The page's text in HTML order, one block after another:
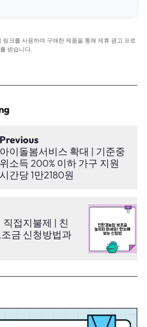
크를 사용하여 구매한 제품을 통해 제휴 광고 프로
받습니다.
Previous
아이돌봄서비스 확대 | 기준중
위소득 200% 이하 가구 지원
시간당 1만2180원
직접지불제 | 친
금 신청방법과